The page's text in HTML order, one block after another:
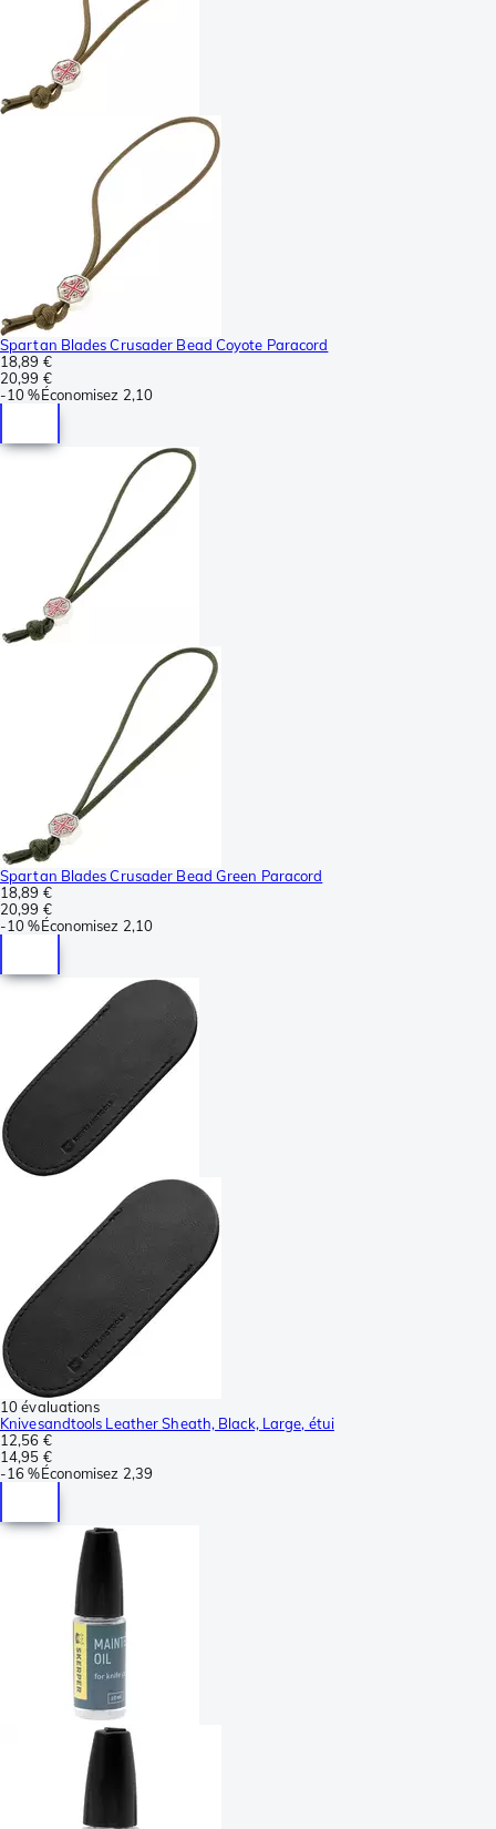
Spartan Blades Crusader Bead Coyote Paracord
18,89 €
20,99 €
-10 %Économisez 2,10
Spartan Blades Crusader Bead Green Paracord
18,89 €
20,99 €
-10 %Économisez 2,10
10 évaluations
Knivesandtools Leather Sheath, Black, Large, étui
12,56 €
14,95 €
-16 %Économisez 2,39